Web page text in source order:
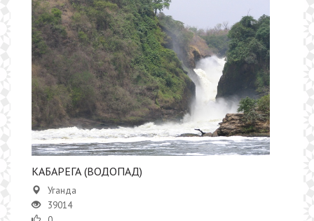
КАБАРЕГА (ВОДОПАД)
Уганда
39014